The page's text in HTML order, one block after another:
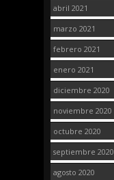
abril 2021
marzo 2021
febrero 2021
enero 2021
diciembre 2020
noviembre 2020
octubre 2020
septiembre 2020
agosto 2020